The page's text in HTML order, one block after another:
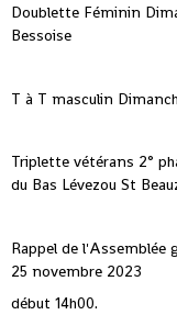
Doublette Féminin
Bessoise
T à T masculin
Triplette vétérans 2°
du Bas Lévezou St
Rappel de l'Assemblée
25 novembre 2023
début 14h00.